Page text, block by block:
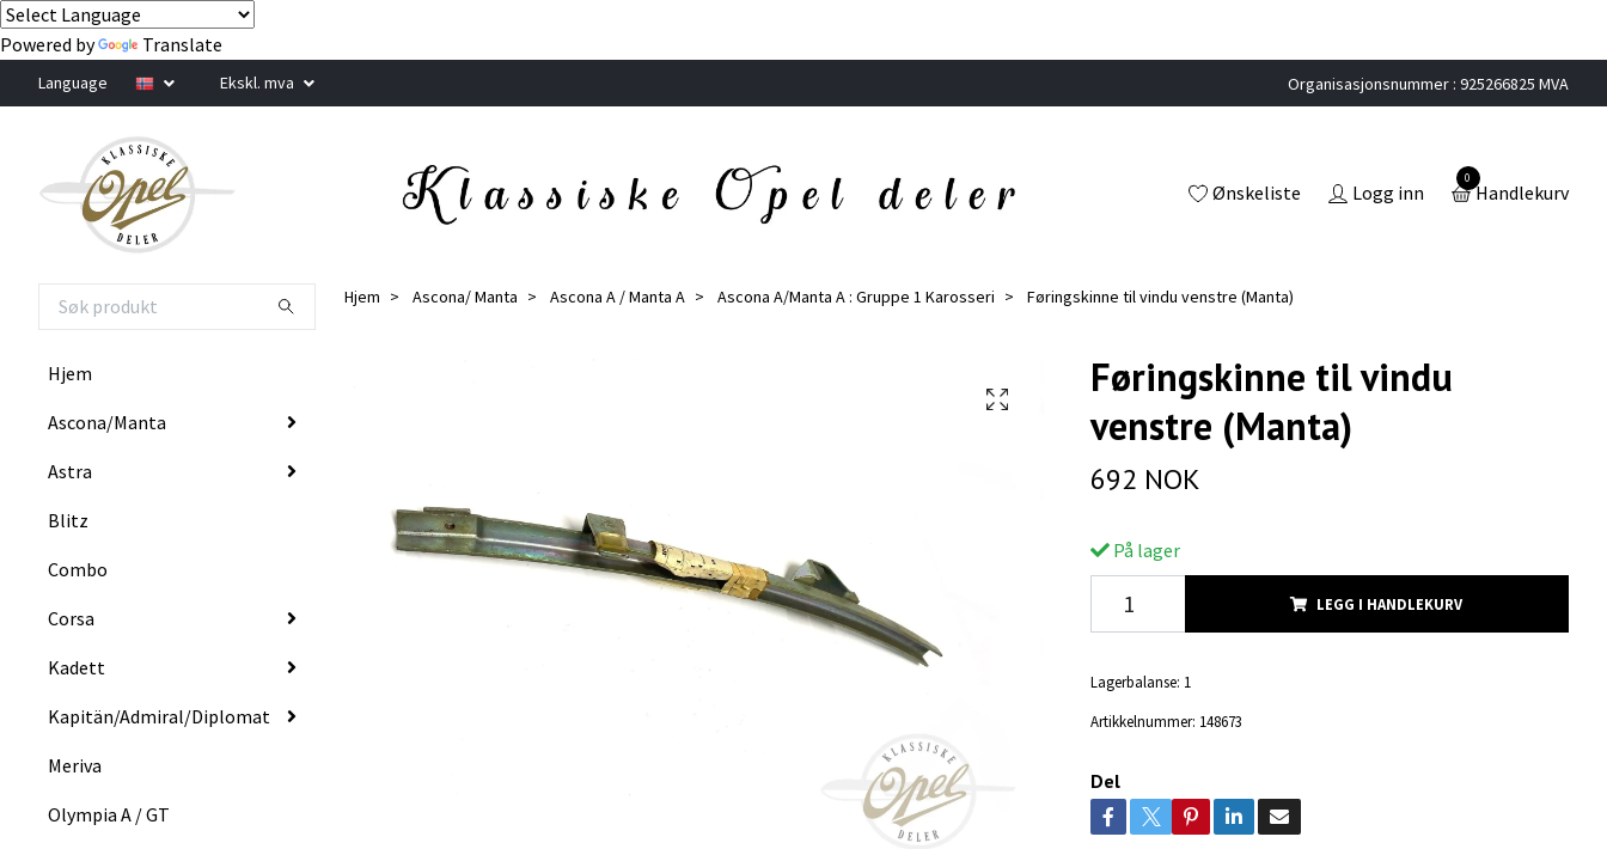
Powered by Translate
Language Ekskl. mva Organisasjonsnummer : 925266825 MVA
Ønskeliste Logg inn
0
Handlekurv
Hjem
Ascona/Manta
Astra
Blitz
Combo
Corsa
Kadett
Kapitän/Admiral/Diplomat
Meriva
Olympia A / GT
Hjem Ascona/ Manta Ascona A / Manta A Ascona A/Manta A : Gruppe 1 Karosseri Føringskinne til vindu venstre (Manta)
Føringskinne til vindu
venstre (Manta)
692 NOK
På lager
LEGG I HANDLEKURV
Lagerbalanse: 1
Artikkelnummer: 148673
Del